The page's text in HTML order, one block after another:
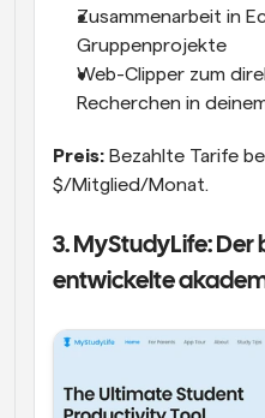
Zusammenarbeit in
Gruppenprojekte
Web-Clipper zum
Recherchen in
Preis: Bezahlte Tarife
$/Mitglied/Monat.
3. MyStudyLife: Der
entwickelte